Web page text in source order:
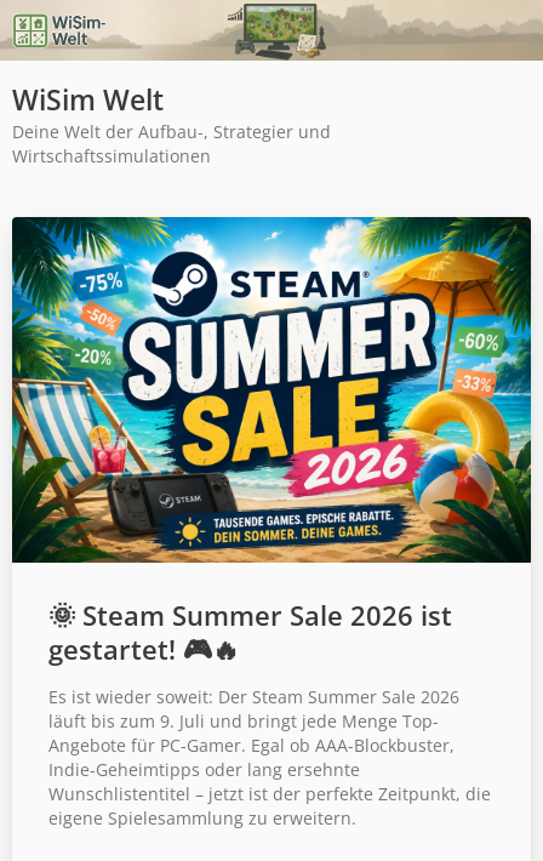
WiSim Welt
Deine Welt der Aufbau-, Strategier und
Wirtschaftssimulationen
🌞 Steam Summer Sale 2026 ist
gestartet! 🎮🔥
Es ist wieder soweit: Der Steam Summer Sale 2026
läuft bis zum 9. Juli und bringt jede Menge Top-
Angebote für PC-Gamer. Egal ob AAA-Blockbuster,
Indie-Geheimtipps oder lang ersehnte
Wunschlistentitel – jetzt ist der perfekte Zeitpunkt, die
eigene Spielesammlung zu erweitern.